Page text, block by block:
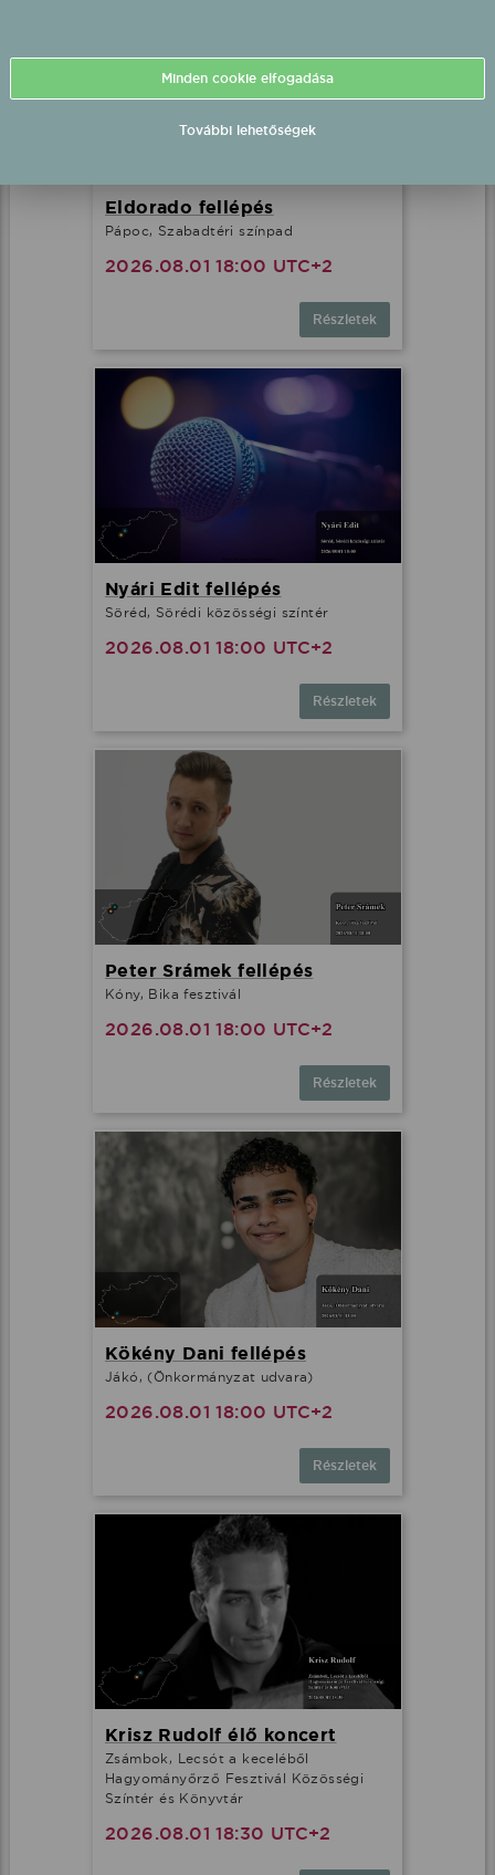
Eldorado fellépés
Pápoc, Szabadtéri színpad
2026.08.01 18:00 UTC+2
Részletek
Nyári Edit fellépés
Söréd, Sörédi közösségi színtér
2026.08.01 18:00 UTC+2
Részletek
Peter Srámek fellépés
Kóny, Bika fesztivál
2026.08.01 18:00 UTC+2
Részletek
Kökény Dani fellépés
Jákó, (Önkormányzat udvara)
2026.08.01 18:00 UTC+2
Részletek
Krisz Rudolf élő koncert
Zsámbok, Lecsót a keceléből
Hagyományőrző Fesztivál Közösségi
Színtér és Könyvtár
2026.08.01 18:30 UTC+2
Minden cookie elfogadása
További lehetőségek